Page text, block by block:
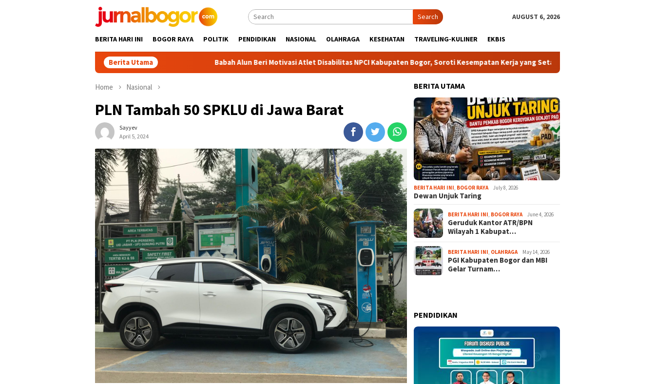
Search AUGUST 6, 2026
BERITA HARI INI BOGOR RAYA POLITIK PENDIDIKAN NASIONAL OLAHRAGA KESEHATAN TRAVELING-KULINER EKBIS
Berita Utama Babah Alun Beri Motivasi Atlet Disabilitas NPCI Kabupaten Bogor, Soroti Kesempatan Kerja yang Setara 13 Kelurahan Turunkan Kafilah
Home Nasional
PLN Tambah 50 SPKLU di Jawa Barat
Sayyev
April 5, 2024
BERITA UTAMA
BERITA HARI INI BOGOR RAYA July 8, 2026
Dewan Unjuk Taring
BERITA HARI INI BOGOR RAYA June 4, 2026
Geruduk Kantor ATR/BPN
Wilayah 1 Kabupat…
BERITA HARI INI OLAHRAGA May 14, 2026
PGI Kabupaten Bogor dan MBI
Gelar Turnam…
PENDIDIKAN